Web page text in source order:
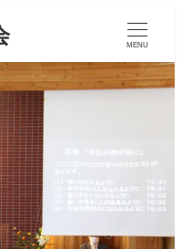
MENU